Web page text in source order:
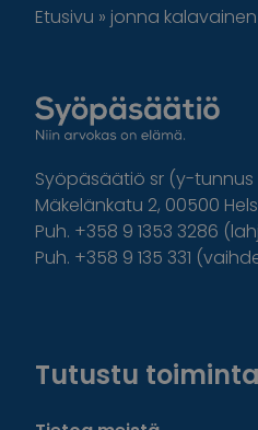
Etusivu » jonna kalavainen
Syöpäsäätiö sr (y-tunnus
Mäkelänkatu 2, 00500
Puh. +358 9 1353 3286
Puh. +358 9 135 331
Tutustu